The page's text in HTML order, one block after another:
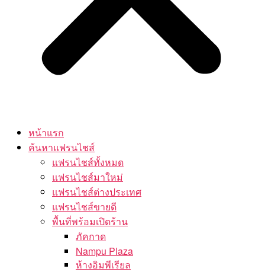
หน้าแรก
ค้นหาแฟรนไชส์
แฟรนไชส์ทั้งหมด
แฟรนไชส์มาใหม่
แฟรนไชส์ต่างประเทศ
แฟรนไชส์ขายดี
พื้นที่พร้อมเปิดร้าน
ภัคกาด
Nampu Plaza
ห้างอิมพีเรียล